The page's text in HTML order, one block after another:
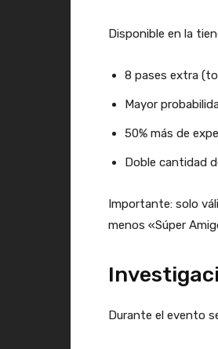
Disponible en la
8 pases extra
Mayor
50% más de
Doble cantidad
Importante: solo
menos «Súper
Durante el evento